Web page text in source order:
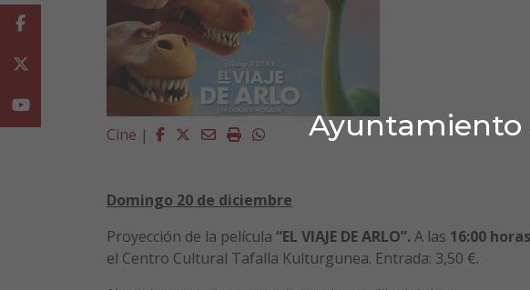
Ayuntamiento
Cine | Facebook
Twitter
EmailImprimirWhatsapp
Domingo 20 de diciembre
Proyección de la película “EL VIAJE DE ARLO”. A las 16:00 horas
el Centro Cultural Tafalla Kulturgunea. Entrada: 3,50 €.
Facebook
Youtube